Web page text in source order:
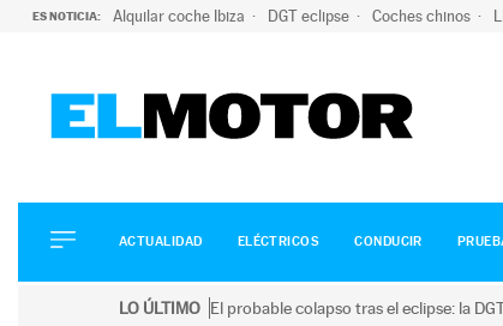
ES NOTICIA: Alquilar coche Ibiza DGT eclipse Coches chinos
ELÉCTRICOS
CONDUCIR
ACTUALIDAD ELÉCTRICOS CONDUCIR
LO ÚLTIMO El probable colapso tras el eclipse: la